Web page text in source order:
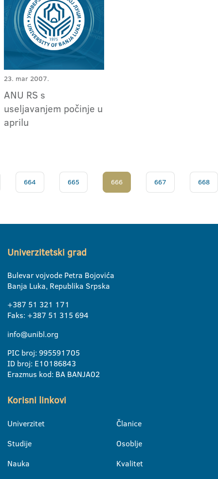
23. mar 2007.
ANU RS s
useljavanjem počinje u
aprilu
664 665 666 667 668
Univerzitetski grad
Bulevar vojvode Petra Bojovića
Banja Luka, Republika Srpska
+387 51 321 171
Faks: +387 51 315 694
info@unibl.org
PIC broj: 995591705
ID broj: E10186843
Erazmus kod: BA BANJA02
Korisni linkovi
Univerzitet
Studije
Nauka
Članice
Osoblje
Kvalitet